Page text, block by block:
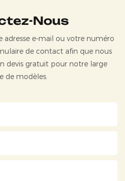
Nous
adresse e-mail ou votre numéro
de contact afin que nous
devis gratuit pour notre large
de modèles.